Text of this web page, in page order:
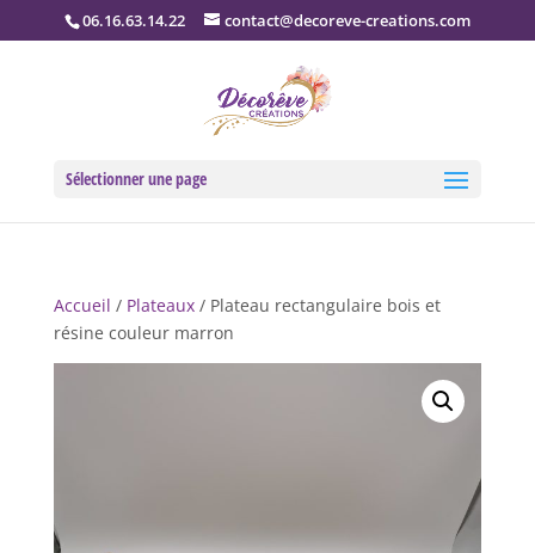
06.16.63.14.22 contact@decoreve-creations.com
Sélectionner une page
Accueil / Plateaux/ Plateau rectangulaire bois et
résine couleur marron